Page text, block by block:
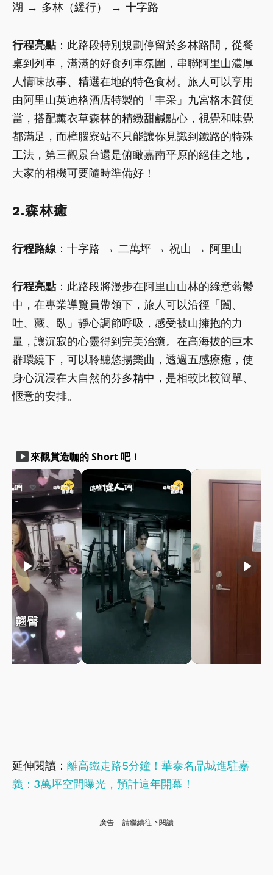
湖 → 多林（緩行） → 十字路
行程亮點：此路段特別規劃停留於多林路間，從餐
桌到列車，滿滿的好食列車氛圍，串聯阿里山濃厚
人情味故事、精選在地的特色食材。旅人可以享用
由阿里山英迪格酒店特製的「丰采」九宮格木質便
當，搭配薰衣草森林的精緻甜鹹點心，視覺和味覺
都滿足，而樟腦寮站不只能讓你見識到鐵路的特殊
工法，第三觀景台還是俯瞰嘉南平原的絕佳之地，
大家的相機可要隨時準備好！
2.森林癒
行程路線 ：十字路 → 二萬坪 → 祝山 → 阿里山
行程亮點：此路段將漫步在阿里山山林的綠意蓊鬱
中，在專業導覽員帶領下，旅人可以沿徑「闔、
吐、藏、臥」靜心調節呼吸，感受被山擁抱的力
量，讓沉寂的心靈得到完美治癒。在高海拔的巨木
群環繞下，可以聆聽悠揚樂曲，透過五感療癒，使
身心沉浸在大自然的芬多精中，是相較比較簡單、
愜意的安排。
smart_display來觀賞造咖的 Short 吧！
play_arrow play_arrow play_arrow
延伸閱讀： 離高鐵走路5分鐘！華泰名品城進駐嘉
義：3萬坪空間曝光，預計這年開幕！
廣告 - 請繼續往下閱讀